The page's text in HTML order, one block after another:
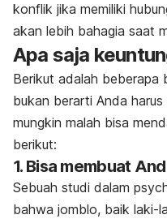
konflik jika memiliki
akan lebih bahagia saat
Apa saja
Berikut adalah beberapa
bukan berarti Anda
mungkin malah bisa
berikut:
1. Bisa membuat
Sebuah studi dalam
bahwa jomblo, baik laki-